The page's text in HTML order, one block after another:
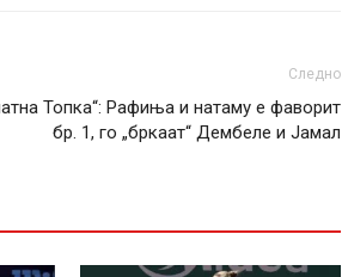
Следно
Топка“: Рафиња и натаму е фаворит
бр. 1, го „бркаат“ Дембеле и Јамал